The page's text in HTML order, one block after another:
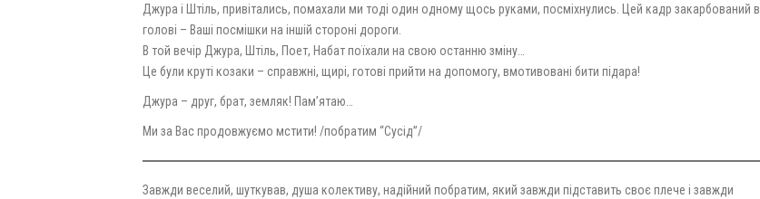
Джура і Штіль, привітались, помахали ми тоді один одному щось руками, посміхнулись. Цей кадр закарбований в
голові – Ваші посмішки на іншій стороні дороги.
В той вечір Джура, Штіль, Поет, Набат поїхали на свою останню зміну…
Це були круті козаки – справжні, щирі, готові прийти на допомогу, вмотивовані бити підара!
Джура – друг, брат, земляк! Пам’ятаю…
Ми за Вас продовжуємо мстити! /побратим “Сусід”/
Завжди веселий, шуткував, душа колективу, надійний побратим, який завжди підставить своє плече і завжди